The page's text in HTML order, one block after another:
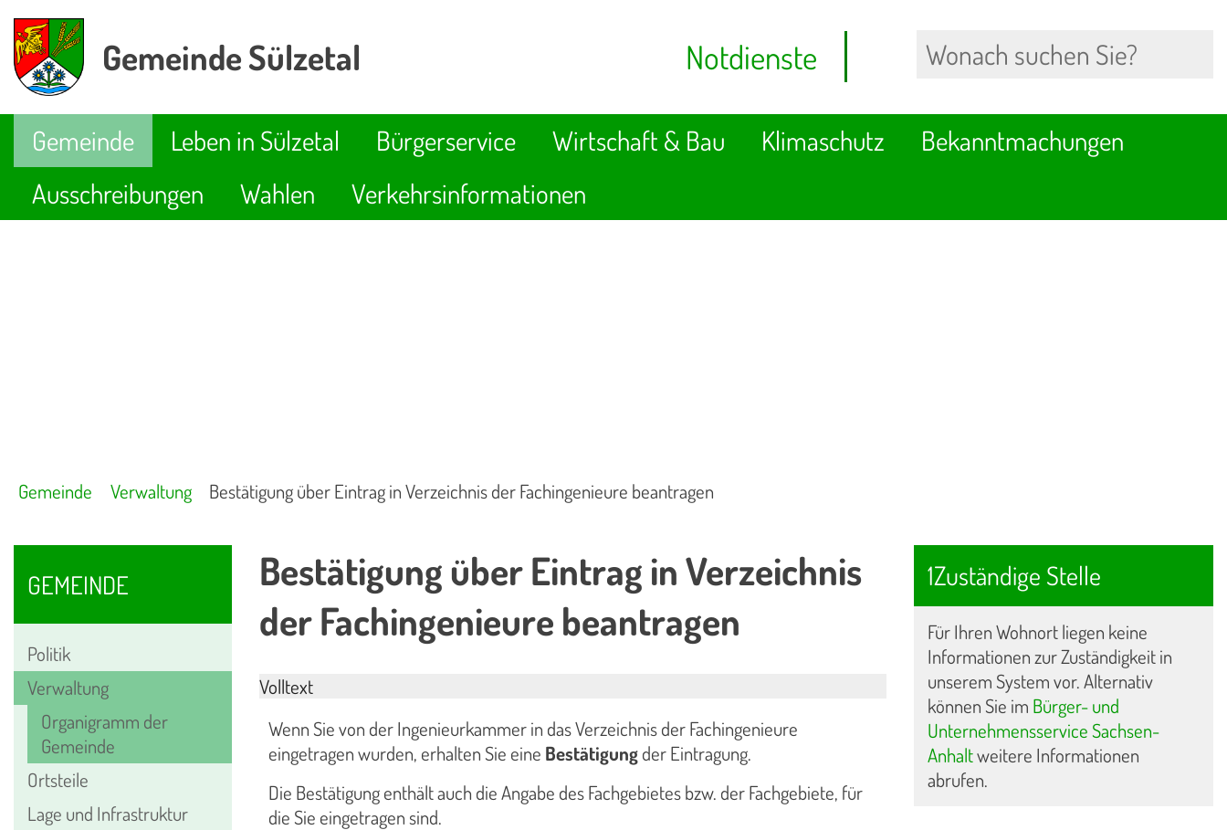
Gemeinde Sülzetal Notdienste
Gemeinde Leben in Sülzetal Bürgerservice Wirtschaft & Bau Klimaschutz
Bekanntmachungen
Ausschreibungen
Wahlen Verkehrsinformationen
Gemeinde Verwaltung Bestätigung über Eintrag in Verzeichnis der Fachingenieure beantragen
GEMEINDE
Politik
Verwaltung
Organigramm der
Gemeinde
Ortsteile
Lage und Infrastruktur
Bestätigung über Eintrag in Verzeichnis
der Fachingenieure beantragen
Volltext
Wenn Sie von der Ingenieurkammer in das Verzeichnis der Fachingenieure
eingetragen wurden, erhalten Sie eine Bestätigungder Eintragung.
Die Bestätigung enthält auch die Angabe des Fachgebietes bzw. der Fachgebiete, für
die Sie eingetragen sind.
1Zuständige Stelle
Für Ihren Wohnort liegen keine
Informationen zur Zuständigkeit in
unserem System vor. Alternativ
können Sie im Bürger- und
Unternehmensservice Sachsen-
Anhaltweitere Informationen
abrufen.